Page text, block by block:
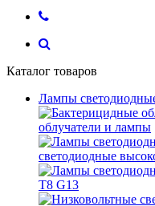
Каталог товаров
Лампы
облучатели и лампы
светодиодные
Т8 G13